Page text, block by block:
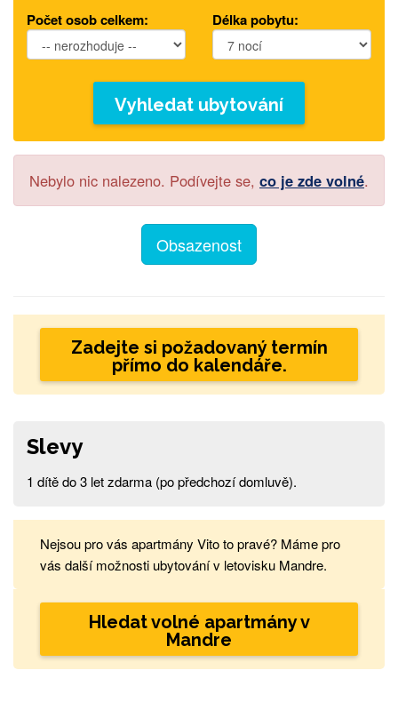
Počet osob celkem: Délka pobytu:
Vyhledat ubytování
Nebylo nic nalezeno. Podívejte se, co je zde volné.
Obsazenost
Zadejte si požadovaný termín
přímo do kalendáře.
Slevy
1 dítě do 3 let zdarma (po předchozí domluvě).
Nejsou pro vás apartmány Vito to pravé? Máme pro
vás další možnosti ubytování v letovisku Mandre.
Hledat volné apartmány v
Mandre